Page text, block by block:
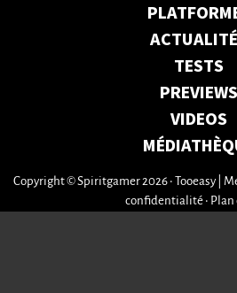
TESTS
PREVIEWS
VIDEOS
Copyright © Spiritgamer 2026 • Tooeasy
confidentialité • Plan